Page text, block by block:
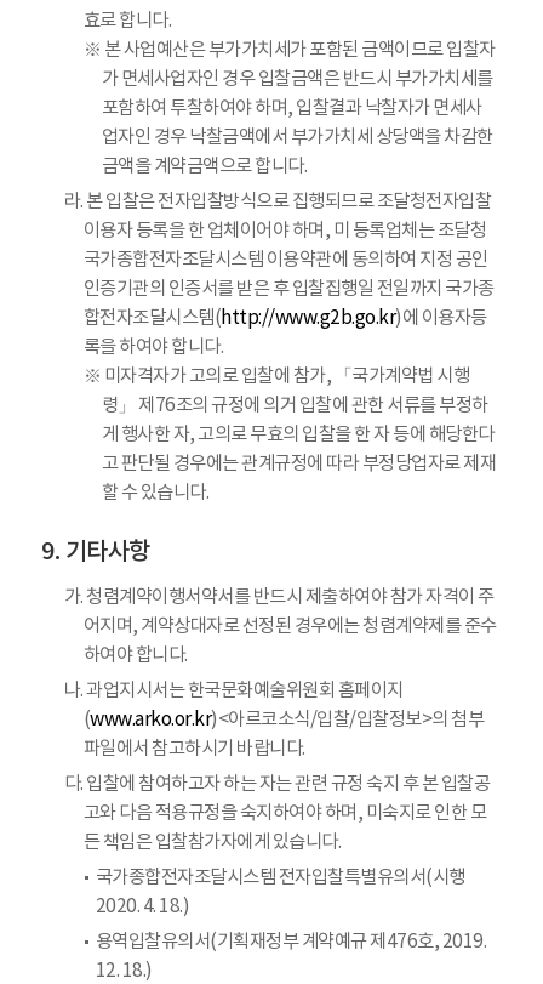
효로 합니다.
※ 본 사업예산은 부가가치세가 포함된 금액이므로 입찰자
가 면세사업자인 경우 입찰금액은 반드시 부가가치세를
포함하여 투찰하여야 하며, 입찰결과 낙찰자가 면세사
업자인 경우 낙찰금액에서 부가가치세 상당액을 차감한
금액을 계약금액으로 합니다.
라. 본 입찰은 전자입찰방식으로 집행되므로 조달청전자입찰
이용자 등록을 한 업체이어야 하며, 미 등록업체는 조달청
국가종합전자조달시스템 이용약관에 동의하여 지정 공인
인증기관의 인증서를 받은 후 입찰집행일 전일까지 국가종
합전자조달시스템(http://www.g2b.go.kr)에 이용자등
록을 하여야 합니다.
※ 미자격자가 고의로 입찰에 참가, 「국가계약법 시행
령」 제76조의 규정에 의거 입찰에 관한 서류를 부정하
게 행사한 자, 고의로 무효의 입찰을 한 자 등에 해당한다
고 판단될 경우에는 관계규정에 따라 부정당업자로 제재
할 수 있습니다.
기타사항
가. 청렴계약이행서약서를 반드시 제출하여야 참가 자격이 주
어지며, 계약상대자로 선정된 경우에는 청렴계약제를 준수
하여야 합니다.
나. 과업지시서는 한국문화예술위원회 홈페이지
(www.arko.or.kr)<아르코소식/입찰/입찰정보>의 첨부
파일에서 참고하시기 바랍니다.
다. 입찰에 참여하고자 하는 자는 관련 규정 숙지 후 본 입찰공
고와 다음 적용규정을 숙지하여야 하며, 미숙지로 인한 모
든 책임은 입찰참가자에게 있습니다.
국가종합전자조달시스템 전자입찰특별유의서(시행
2020. 4. 18.)
용역입찰유의서(기획재정부 계약예규 제476호, 2019.
12. 18.)